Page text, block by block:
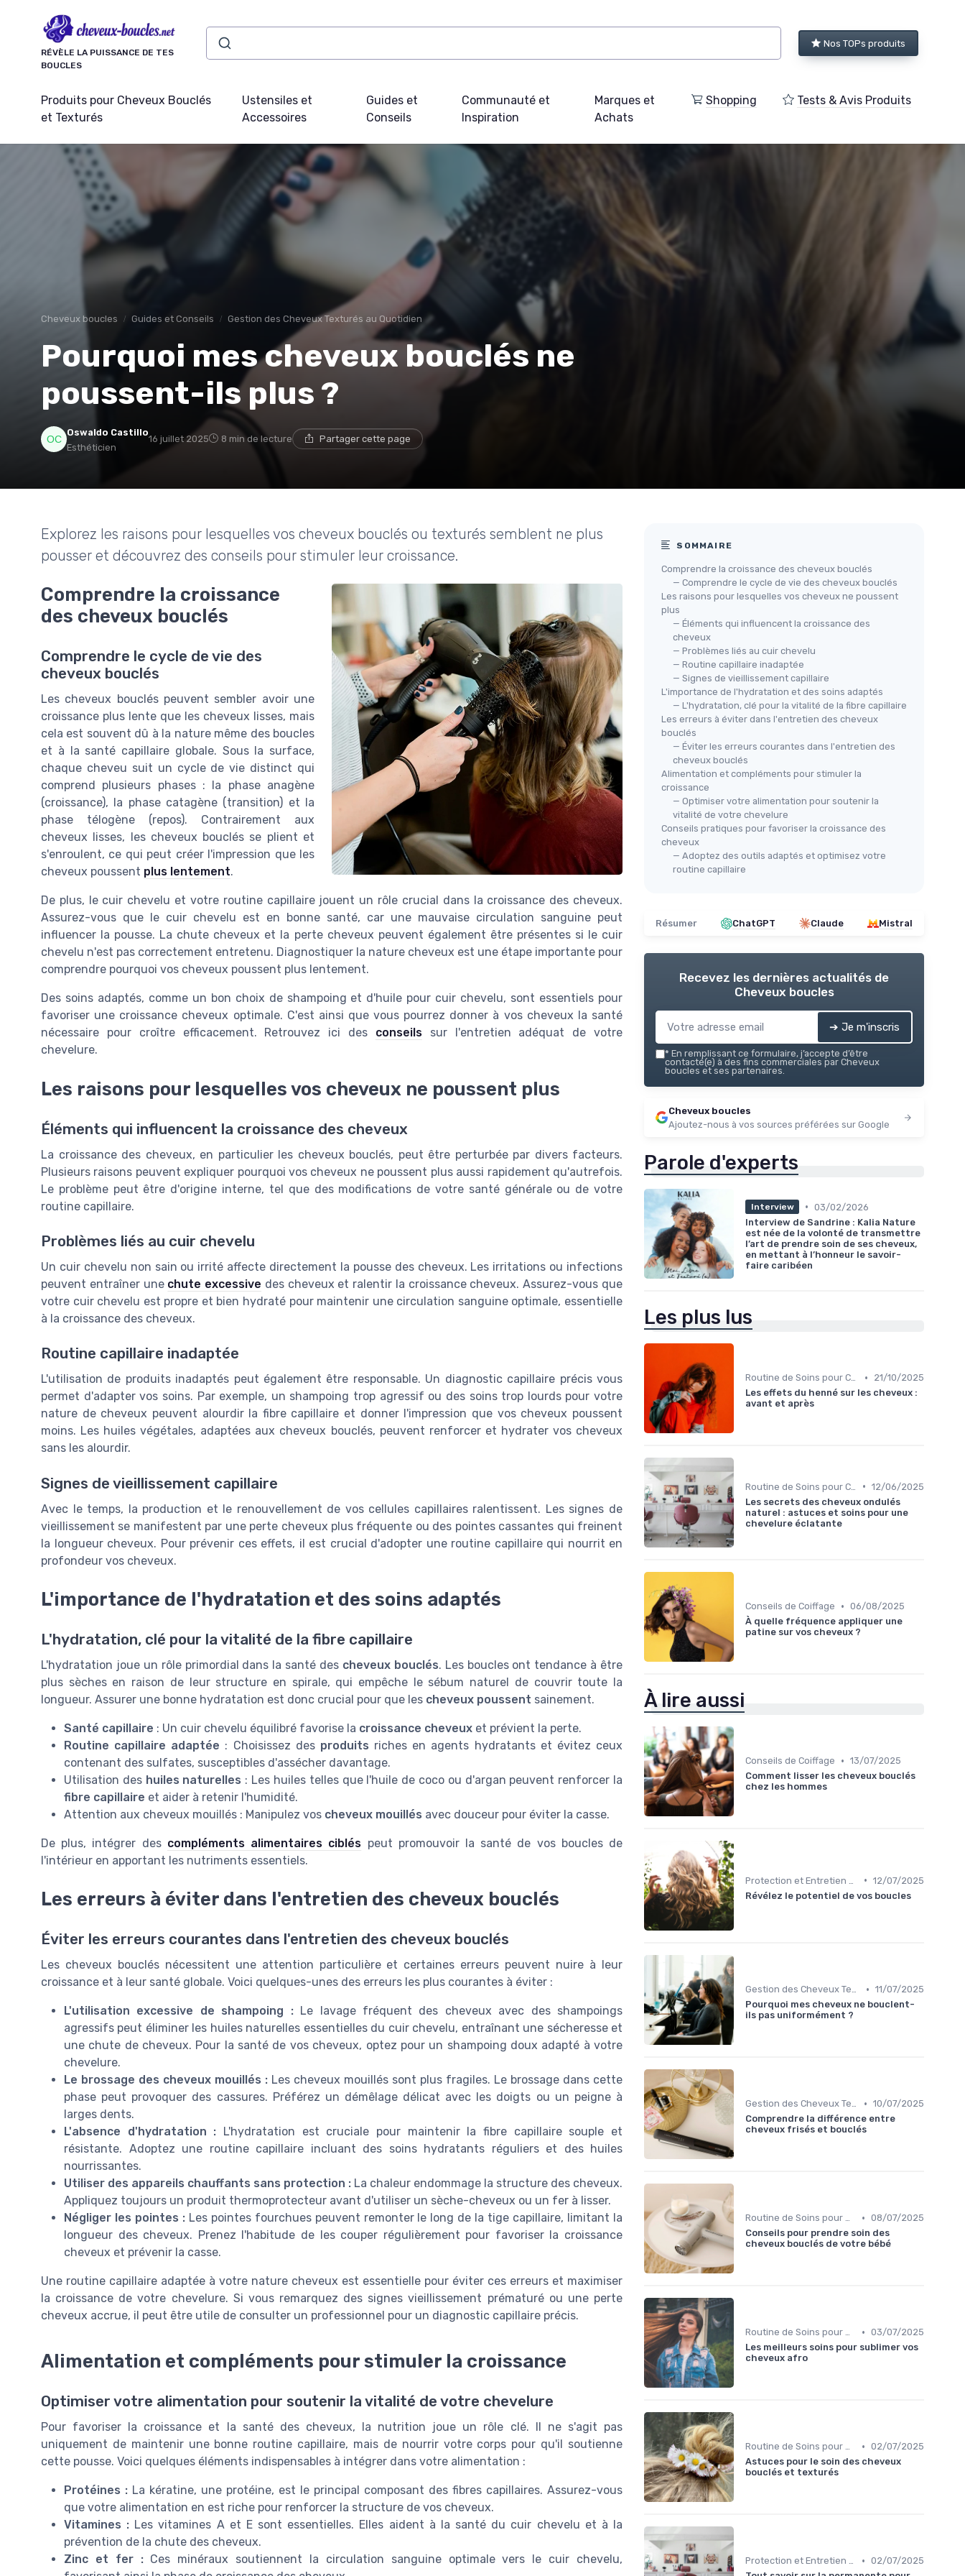
RÉVÈLE LA PUISSANCE DE TES
BOUCLES
Nos TOPs produits
Produits pour Cheveux Bouclés
et Texturés
Ustensiles et
Accessoires
Guides et
Conseils
Communauté et
Inspiration
Marques et
Achats
Shopping Tests & Avis Produits
Cheveux boucles Guides et Conseils Gestion des Cheveux Texturés au Quotidien
Pourquoi mes cheveux bouclés ne
poussent-ils plus ?
Oswaldo Castillo
Esthéticien
16 juillet 2025 8 min de lecture Partager cette page
Explorez les raisons pour lesquelles vos cheveux bouclés ou texturés semblent ne plus
pousser et découvrez des conseils pour stimuler leur croissance.
Comprendre la croissance
des cheveux bouclés
Comprendre le cycle de vie des
cheveux bouclés
Les cheveux bouclés peuvent sembler avoir une
croissance plus lente que les cheveux lisses, mais
cela est souvent dû à la nature même des boucles
et à la santé capillaire globale. Sous la surface,
chaque cheveu suit un cycle de vie distinct qui
comprend plusieurs phases : la phase anagène
(croissance), la phase catagène (transition) et la
phase télogène (repos). Contrairement aux
cheveux lisses, les cheveux bouclés se plient et
s'enroulent, ce qui peut créer l'impression que les
cheveux poussent plus lentement.
De plus, le cuir chevelu et votre routine capillaire jouent un rôle crucial dans la croissance des cheveux.
Assurez-vous que le cuir chevelu est en bonne santé, car une mauvaise circulation sanguine peut
influencer la pousse. La chute cheveux et la perte cheveux peuvent également être présentes si le cuir
chevelu n'est pas correctement entretenu. Diagnostiquer la nature cheveux est une étape importante pour
comprendre pourquoi vos cheveux poussent plus lentement.
Des soins adaptés, comme un bon choix de shampoing et d'huile pour cuir chevelu, sont essentiels pour
favoriser une croissance cheveux optimale. C'est ainsi que vous pourrez donner à vos cheveux la santé
nécessaire pour croître efficacement. Retrouvez ici des conseilssur l'entretien adéquat de votre
chevelure.
Les raisons pour lesquelles vos cheveux ne poussent plus
Éléments qui influencent la croissance des cheveux
La croissance des cheveux, en particulier les cheveux bouclés, peut être perturbée par divers facteurs.
Plusieurs raisons peuvent expliquer pourquoi vos cheveux ne poussent plus aussi rapidement qu'autrefois.
Le problème peut être d'origine interne, tel que des modifications de votre santé générale ou de votre
routine capillaire.
Problèmes liés au cuir chevelu
Un cuir chevelu non sain ou irrité affecte directement la pousse des cheveux. Les irritations ou infections
peuvent entraîner une chute excessive des cheveux et ralentir la croissance cheveux. Assurez-vous que
votre cuir chevelu est propre et bien hydraté pour maintenir une circulation sanguine optimale, essentielle
à la croissance des cheveux.
Routine capillaire inadaptée
L'utilisation de produits inadaptés peut également être responsable. Un diagnostic capillaire précis vous
permet d'adapter vos soins. Par exemple, un shampoing trop agressif ou des soins trop lourds pour votre
nature de cheveux peuvent alourdir la fibre capillaire et donner l'impression que vos cheveux poussent
moins. Les huiles végétales, adaptées aux cheveux bouclés, peuvent renforcer et hydrater vos cheveux
sans les alourdir.
Signes de vieillissement capillaire
Avec le temps, la production et le renouvellement de vos cellules capillaires ralentissent. Les signes de
vieillissement se manifestent par une perte cheveux plus fréquente ou des pointes cassantes qui freinent
la longueur cheveux. Pour prévenir ces effets, il est crucial d'adopter une routine capillaire qui nourrit en
profondeur vos cheveux.
L'importance de l'hydratation et des soins adaptés
L'hydratation, clé pour la vitalité de la fibre capillaire
L'hydratation joue un rôle primordial dans la santé des cheveux bouclés. Les boucles ont tendance à être
plus sèches en raison de leur structure en spirale, qui empêche le sébum naturel de couvrir toute la
longueur. Assurer une bonne hydratation est donc crucial pour que les cheveux poussent sainement.
Santé capillaire : Un cuir chevelu équilibré favorise la croissance cheveux et prévient la perte.
Routine capillaire adaptée : Choisissez des produits riches en agents hydratants et évitez ceux
contenant des sulfates, susceptibles d'assécher davantage.
Utilisation des huiles naturelles : Les huiles telles que l'huile de coco ou d'argan peuvent renforcer la
fibre capillaire et aider à retenir l'humidité.
Attention aux cheveux mouillés : Manipulez vos cheveux mouillés avec douceur pour éviter la casse.
De plus, intégrer des compléments alimentaires ciblés peut promouvoir la santé de vos boucles de
l'intérieur en apportant les nutriments essentiels.
Les erreurs à éviter dans l'entretien des cheveux bouclés
Éviter les erreurs courantes dans l'entretien des cheveux bouclés
Les cheveux bouclés nécessitent une attention particulière et certaines erreurs peuvent nuire à leur
croissance et à leur santé globale. Voici quelques-unes des erreurs les plus courantes à éviter :
L'utilisation excessive de shampoing :Le lavage fréquent des cheveux avec des shampoings
agressifs peut éliminer les huiles naturelles essentielles du cuir chevelu, entraînant une sécheresse et
une chute de cheveux. Pour la santé de vos cheveux, optez pour un shampoing doux adapté à votre
chevelure.
Le brossage des cheveux mouillés : Les cheveux mouillés sont plus fragiles. Le brossage dans cette
phase peut provoquer des cassures. Préférez un démêlage délicat avec les doigts ou un peigne à
larges dents.
L'absence d'hydratation : L'hydratation est cruciale pour maintenir la fibre capillaire souple et
résistante. Adoptez une routine capillaire incluant des soins hydratants réguliers et des huiles
nourrissantes.
Utiliser des appareils chauffants sans protection : La chaleur endommage la structure des cheveux.
Appliquez toujours un produit thermoprotecteur avant d'utiliser un sèche-cheveux ou un fer à lisser.
Négliger les pointes :Les pointes fourchues peuvent remonter le long de la tige capillaire, limitant la
longueur des cheveux. Prenez l'habitude de les couper régulièrement pour favoriser la croissance
cheveux et prévenir la casse.
Une routine capillaire adaptée à votre nature cheveux est essentielle pour éviter ces erreurs et maximiser
la croissance de votre chevelure. Si vous remarquez des signes vieillissement prématuré ou une perte
cheveux accrue, il peut être utile de consulter un professionnel pour un diagnostic capillaire précis.
Alimentation et compléments pour stimuler la croissance
Optimiser votre alimentation pour soutenir la vitalité de votre chevelure
Pour favoriser la croissance et la santé des cheveux, la nutrition joue un rôle clé. Il ne s'agit pas
uniquement de maintenir une bonne routine capillaire, mais de nourrir votre corps pour qu'il soutienne
cette pousse. Voici quelques éléments indispensables à intégrer dans votre alimentation :
Protéines : La kératine, une protéine, est le principal composant des fibres capillaires. Assurez-vous
que votre alimentation en est riche pour renforcer la structure de vos cheveux.
Vitamines : Les vitamines A et E sont essentielles. Elles aident à la santé du cuir chevelu et à la
prévention de la chute des cheveux.
Zinc et fer :Ces minéraux soutiennent la circulation sanguine optimale vers le cuir chevelu,
SOMMAIRE
Comprendre la croissance des cheveux bouclés
— Comprendre le cycle de vie des cheveux bouclés
Les raisons pour lesquelles vos cheveux ne poussent
plus
— Éléments qui influencent la croissance des
cheveux
— Problèmes liés au cuir chevelu
— Routine capillaire inadaptée
— Signes de vieillissement capillaire
L'importance de l'hydratation et des soins adaptés
— L'hydratation, clé pour la vitalité de la fibre capillaire
Les erreurs à éviter dans l'entretien des cheveux
bouclés
— Éviter les erreurs courantes dans l'entretien des
cheveux bouclés
Alimentation et compléments pour stimuler la
croissance
— Optimiser votre alimentation pour soutenir la
vitalité de votre chevelure
Conseils pratiques pour favoriser la croissance des
cheveux
— Adoptez des outils adaptés et optimisez votre
routine capillaire
Résumer ChatGPT Claude Mistral
Recevez les dernières actualités de
Cheveux boucles
➔ Je m'inscris
* En remplissant ce formulaire, j’accepte d’être
contacté(e) à des fins commerciales par Cheveux
boucles et ses partenaires.
Cheveux boucles
Ajoutez-nous à vos sources préférées sur Google
Parole d'experts
Interview • 03/02/2026
Interview de Sandrine : Kalia Nature
est née de la volonté de transmettre
l’art de prendre soin de ses cheveux,
en mettant à l’honneur le savoir-
faire caribéen
Les plus lus
Routine de Soins pour Cheveux Bouclés •
21/10/2025
Les effets du henné sur les cheveux :
avant et après
• 12/06/2025
Les secrets des cheveux ondulés
naturel : astuces et soins pour une
chevelure éclatante
Conseils de Coiffage • 06/08/2025
À quelle fréquence appliquer une
patine sur vos cheveux ?
À lire aussi
Conseils de Coiffage • 13/07/2025
Comment lisser les cheveux bouclés
chez les hommes
• 12/07/2025
Révélez le potentiel de vos boucles
Gestion des Cheveux Texturés au Quotidien • 11/07/2025
Pourquoi mes cheveux ne bouclent-
ils pas uniformément ?
Gestion des Cheveux Texturés au Quotidien • 10/07/2025
Comprendre la différence entre
cheveux frisés et bouclés
Routine de Soins pour Cheveux Bouclés • 08/07/2025
Conseils pour prendre soin des
cheveux bouclés de votre bébé
Routine de Soins pour Cheveux Bouclés • 03/07/2025
Les meilleurs soins pour sublimer vos
cheveux afro
Routine de Soins pour Cheveux Bouclés • 02/07/2025
Astuces pour le soin des cheveux
bouclés et texturés
Protection et Entretien des Boucles • 02/07/2025